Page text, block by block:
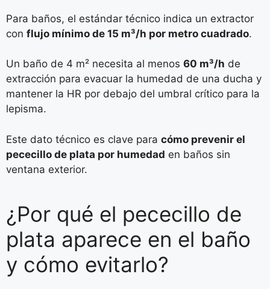
Para baños, el estándar técnico indica un extractor
con flujo mínimo de 15 m³/h por metro cuadrado.
Un baño de 4 m² necesita al menos 60 m³/h de
extracción para evacuar la humedad de una ducha y
mantener la HR por debajo del umbral crítico para la
lepisma.
Este dato técnico es clave para cómo prevenir el
pececillo de plata por humedad en baños sin
ventana exterior.
¿Por qué el pececillo de
plata aparece en el baño
y cómo evitarlo?